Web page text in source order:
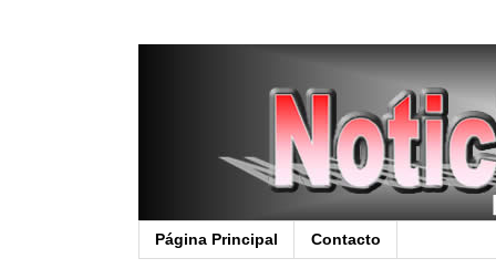
Página Principal Contacto